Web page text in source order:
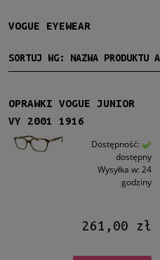
Producent
Vogue (46)
Damskie(36)
Dziecko
(13)
VOGUE EYEWEAR
SORTUJ WG: NAZWA PRODUKTU
OPRAWKI VOGUE JUNIOR
VY 2001 1916
Dostępność:
dostępny
Wysyłka w: 24
godziny
261,00 zł